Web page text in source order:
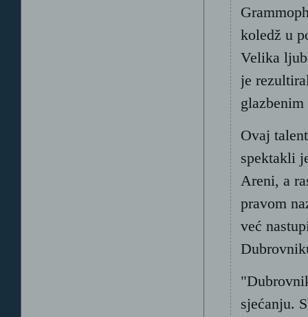
koledž u
Velika
je
Ovaj
spektakli
Areni, a
pravom
već
sjećanju.